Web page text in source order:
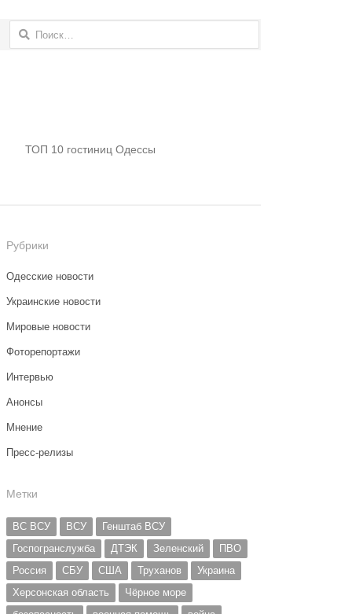
Найти:
ТОП 10 гостиниц Одессы
Рубрики
Одесские новости
Украинские новости
Мировые новости
Фоторепортажи
Интервью
Анонсы
Мнение
Пресс-релизы
Метки
ВС ВСУ ВСУ
Генштаб ВСУ
Госпогранслужба
ДТЭК Зеленский
ПВО
Россия
СБУ США Труханов
Украина
Херсонская область
Чёрное море